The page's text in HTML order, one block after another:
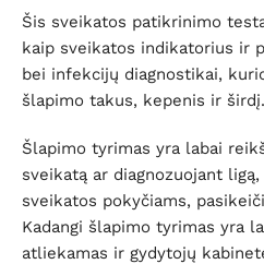
Šis sveikatos patikrinimo
kaip sveikatos indikatorius ir
bei infekcijų diagnostikai,
šlapimo takus, kepenis ir širdį.
Šlapimo tyrimas yra labai
sveikatą ar diagnozuojant
sveikatos pokyčiams,
Kadangi šlapimo tyrimas yra
atliekamas ir gydytojų